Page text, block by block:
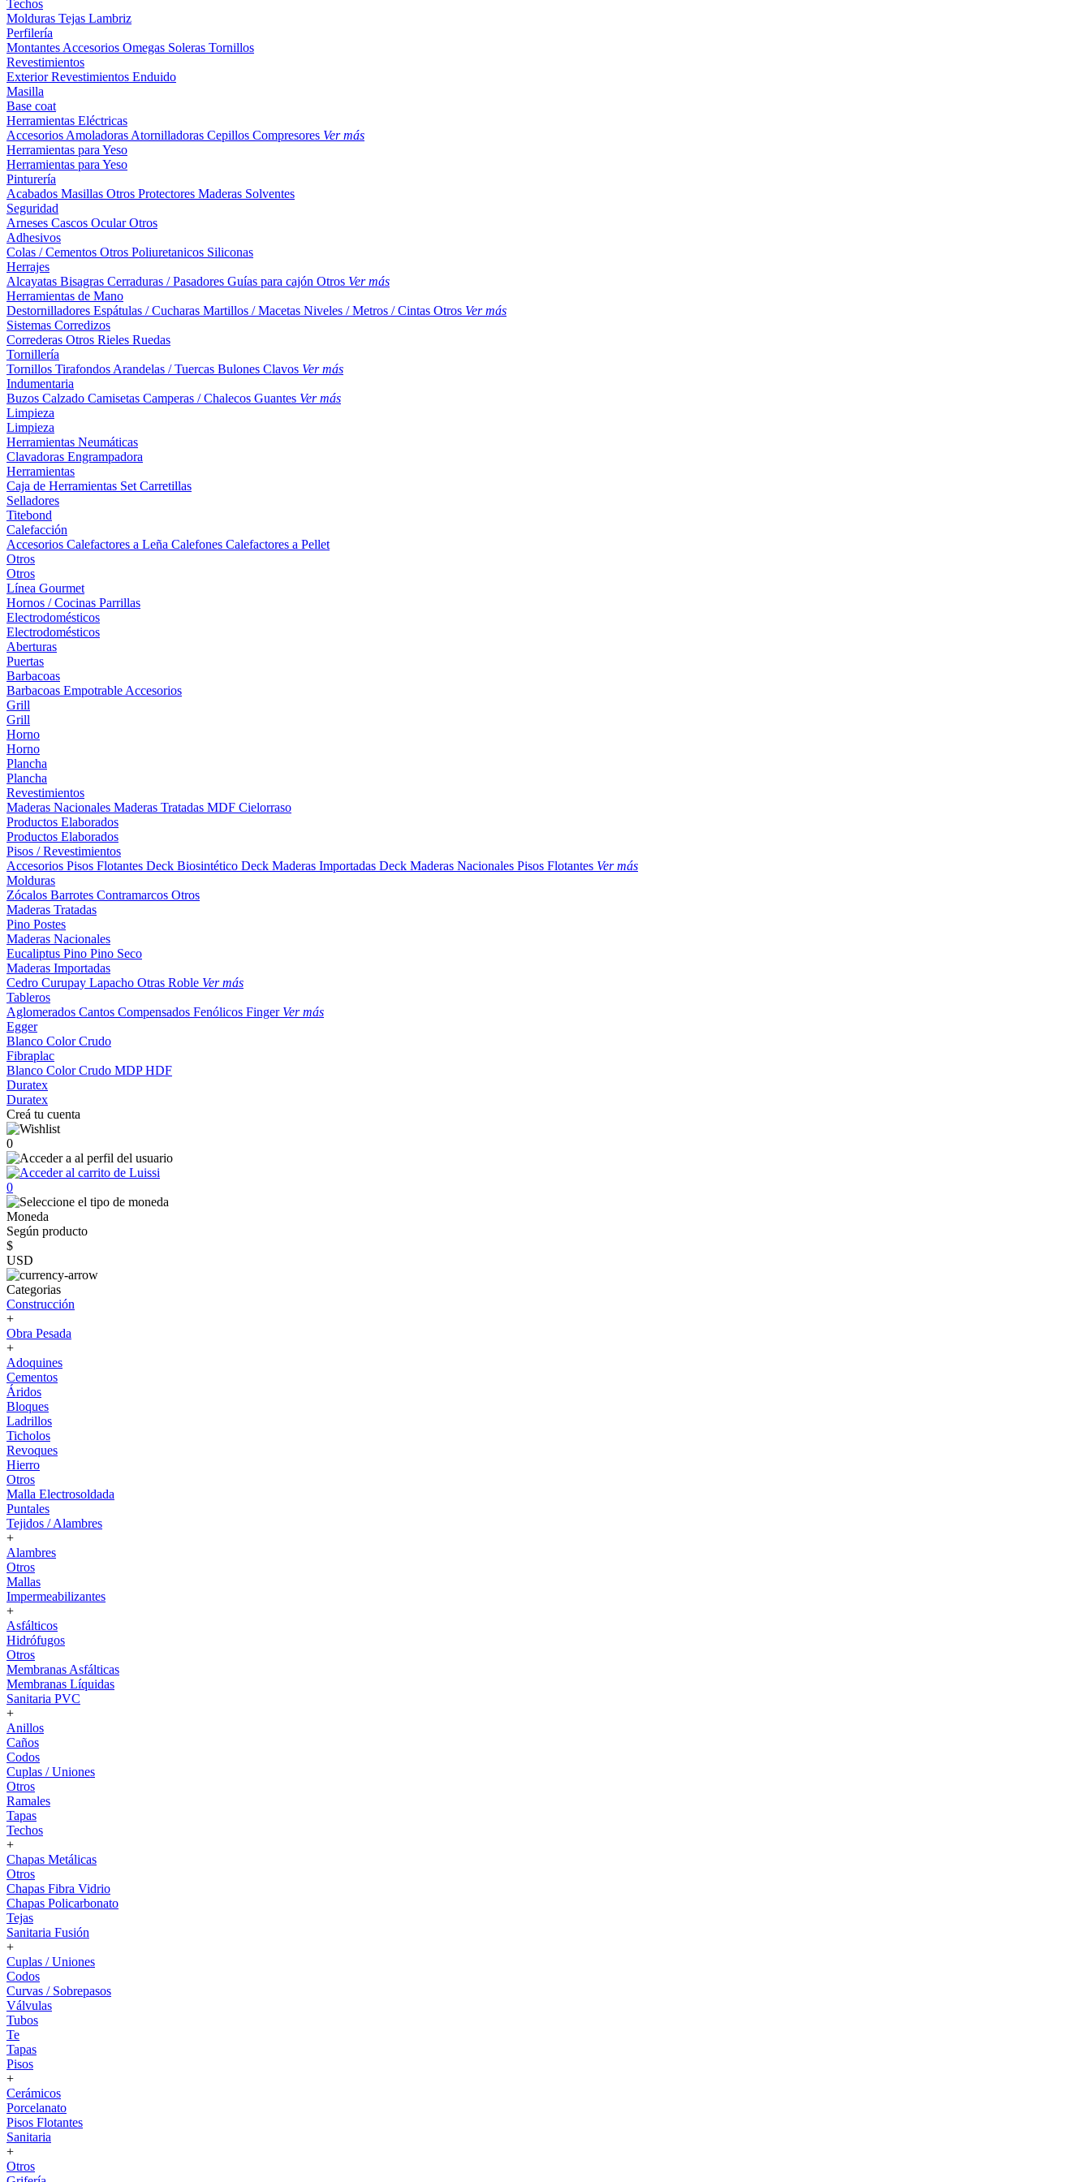
Techos
Molduras Tejas Lambriz
Perfilería
Montantes Accesorios Omegas Soleras Tornillos
Revestimientos
ExteriorRevestimientos Enduido
Masilla
Base coat
Herramientas Eléctricas
Accesorios Amoladoras Atornilladoras Cepillos Compresores Ver más
Herramientas para Yeso
Herramientas para Yeso
Pinturería
Acabados Masillas Otros Protectores Maderas Solventes
Seguridad
Arneses Cascos OcularOtros
Adhesivos
Colas / Cementos Otros Poliuretanicos Siliconas
Herrajes
Alcayatas Bisagras Cerraduras / Pasadores Guías para cajón Otros Ver más
Herramientas de Mano
Destornilladores Espátulas / Cucharas Martillos / Macetas Niveles / Metros / Cintas Otros Ver más
Sistemas Corredizos
Correderas Otros Rieles Ruedas
Tornillería
Tornillos Tirafondos Arandelas / Tuercas Bulones Clavos Ver más
Indumentaria
Buzos Calzado Camisetas Camperas / Chalecos Guantes Ver más
Limpieza
Limpieza
Herramientas Neumáticas
Clavadoras Engrampadora
Herramientas
Caja de Herramientas Set Carretillas
Selladores
Titebond
Calefacción
Accesorios Calefactores a Leña Calefones Calefactores a Pellet
Otros
Otros
Línea Gourmet
Hornos / Cocinas Parrillas
Electrodomésticos
Electrodomésticos
Aberturas
Puertas
Barbacoas
Barbacoas Empotrable Accesorios
Grill
Grill
Horno
Horno
Plancha
Plancha
Revestimientos
Maderas Nacionales Maderas Tratadas MDF Cielorraso
Productos Elaborados
Productos Elaborados
Pisos / Revestimientos
Accesorios Pisos Flotantes Deck Biosintético Deck Maderas Importadas Deck Maderas Nacionales Pisos Flotantes Ver más
Molduras
Zócalos Barrotes Contramarcos Otros
Maderas Tratadas
Pino Postes
Maderas Nacionales
Eucaliptus Pino Pino Seco
Maderas Importadas
Cedro Curupay Lapacho Otras Roble Ver más
Tableros
Aglomerados Cantos Compensados Fenólicos Finger Ver más
Egger
Blanco ColorCrudo
Fibraplac
Blanco ColorCrudo MDPHDF
Duratex
Duratex
Creá tu cuenta
0
0
Moneda
Según producto
$
USD
Categorias
Construcción
+
Obra Pesada
+
Adoquines
Cementos
Áridos
Bloques
Ladrillos
Ticholos
Revoques
Hierro
Otros
Malla Electrosoldada
Puntales
Tejidos / Alambres
+
Alambres
Otros
Mallas
Impermeabilizantes
+
Asfálticos
Hidrófugos
Otros
Membranas Asfálticas
Membranas Líquidas
Sanitaria PVC
+
Anillos
Caños
Codos
Cuplas / Uniones
Otros
Ramales
Tapas
Techos
+
Chapas Metálicas
Otros
Chapas Fibra Vidrio
Chapas Policarbonato
Tejas
Sanitaria Fusión
+
Cuplas / Uniones
Codos
Curvas / Sobrepasos
Válvulas
Tubos
Te
Tapas
Pisos
+
Cerámicos
Porcelanato
Pisos Flotantes
Sanitaria
+
Otros